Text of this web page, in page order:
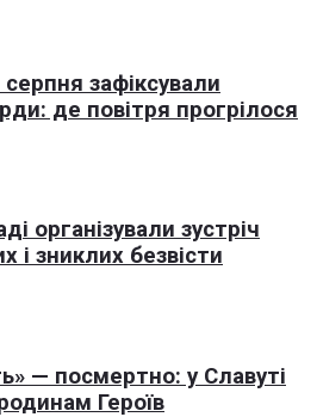
зафіксували
де повітря прогрілося
організували зустріч
і зниклих безвісти
— посмертно: у Славуті
Героїв